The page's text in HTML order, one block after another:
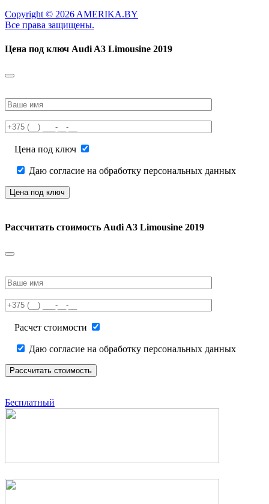
Copyright © 2026 AMERIKA.BY
Все права защищены.
Цена под ключ Audi A3 Limousine 2019
leave
field
empty.
Цена под ключ
Даю согласие на обработку персональных данных
Рассчитать стоимость Audi A3 Limousine 2019
leave
field
empty.
Расчет стоимости
Даю согласие на обработку персональных данных
Бесплатный